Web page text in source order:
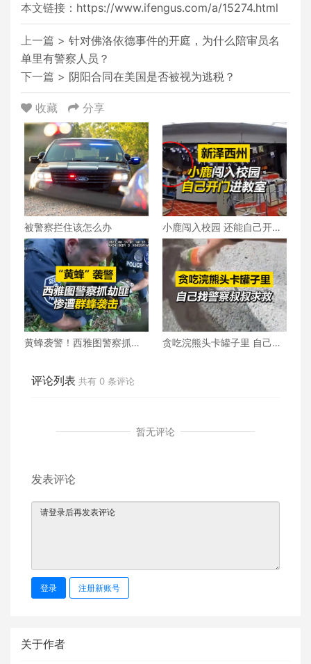
本文链接： https://www.ifengus.com/a/15274.html
上一篇 > 针对佛洛依德事件的开庭，为什么陪审员名
单里有警察人员？
下一篇 > 阴阳合同在美国是否被视为逃税？
收藏 分享
被警察拦住该怎么办
小鹿闯入校园 还能自己开门
进教室
黄蜂袭警！西雅图警察抓劫
贪吃浣熊头卡罐子里 自己找
评论列表 共有 0 条评论
暂无评论
发表评论
登录 注册新账号
关于作者